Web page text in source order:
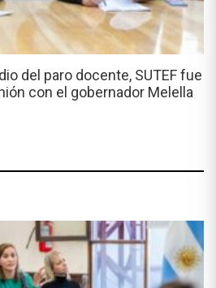
del paro docente, SUTEF fue
con el gobernador Melella